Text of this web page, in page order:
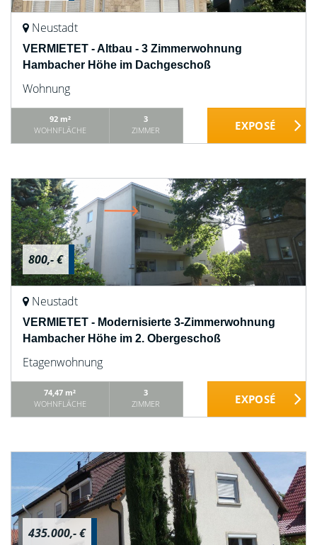
Neustadt
VERMIETET - Altbau - 3 Zimmerwohnung
Hambacher Höhe im Dachgeschoß
Wohnung
92 m²
WOHNFLÄCHE
3
ZIMMER
800,- €
Neustadt
VERMIETET - Modernisierte 3-Zimmerwohnung
Hambacher Höhe im 2. Obergeschoß
Etagenwohnung
74,47 m²
WOHNFLÄCHE
3
ZIMMER
435.000,- €